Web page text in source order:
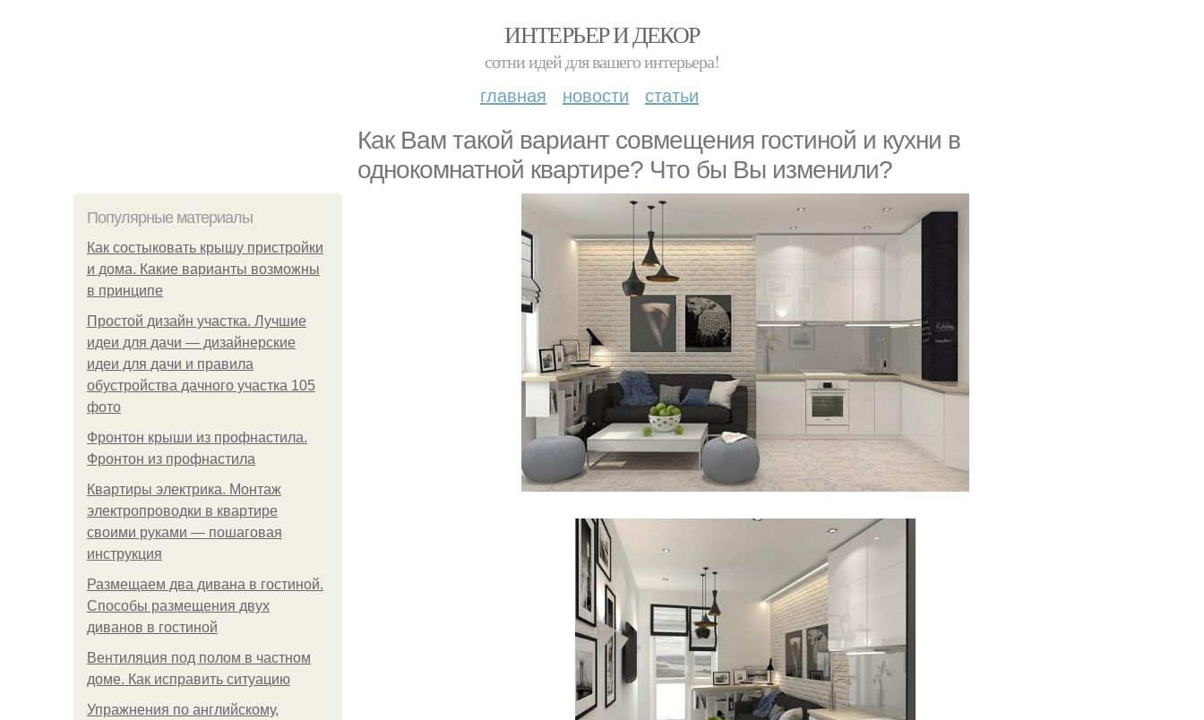
ИНТЕРЬЕР И ДЕКОР
сотни идей для вашего интерьера!
главная новости статьи
Как Вам такой вариант совмещения гостиной и кухни в
однокомнатной квартире? Что бы Вы изменили?
Популярные материалы
Как состыковать крышу пристройки
и дома. Какие варианты возможны
в принципе
Простой дизайн участка. Лучшие
идеи для дачи — дизайнерские
идеи для дачи и правила
обустройства дачного участка 105
фото
Фронтон крыши из профнастила.
Фронтон из профнастила
Квартиры электрика. Монтаж
электропроводки в квартире
своими руками — пошаговая
инструкция
Размещаем два дивана в гостиной.
Способы размещения двух
диванов в гостиной
Вентиляция под полом в частном
доме. Как исправить ситуацию
Упражнения по английскому,